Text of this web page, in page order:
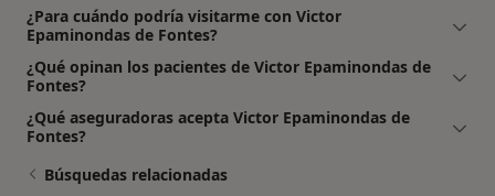
¿Para cuándo podría visitarme con Victor
Epaminondas de Fontes?
¿Qué opinan los pacientes de Victor Epaminondas de
Fontes?
¿Qué aseguradoras acepta Victor Epaminondas de
Fontes?
Búsquedas relacionadas